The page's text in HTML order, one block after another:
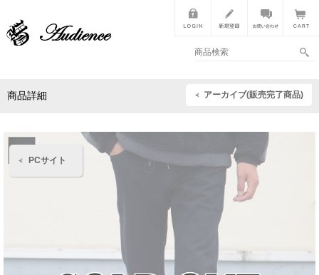
PCサイト
商品詳細 アーカイブ(販売完了商品)